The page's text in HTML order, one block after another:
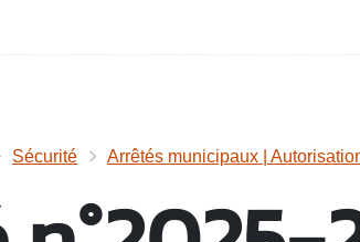
Sécurité Arrêtés municipaux |